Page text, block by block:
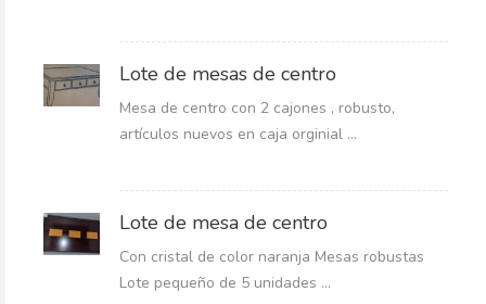
Lote de mesas de centro
Mesa de centro con 2 cajones , robusto,
artículos nuevos en caja orginial ...
Lote de mesa de centro
Con cristal de color naranja Mesas robustas
Lote pequeño de 5 unidades ...